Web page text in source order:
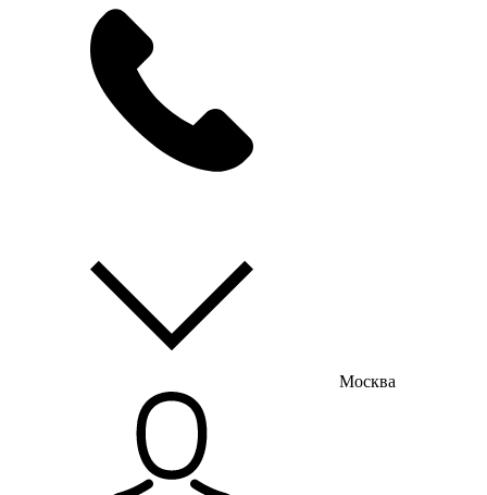
Москва